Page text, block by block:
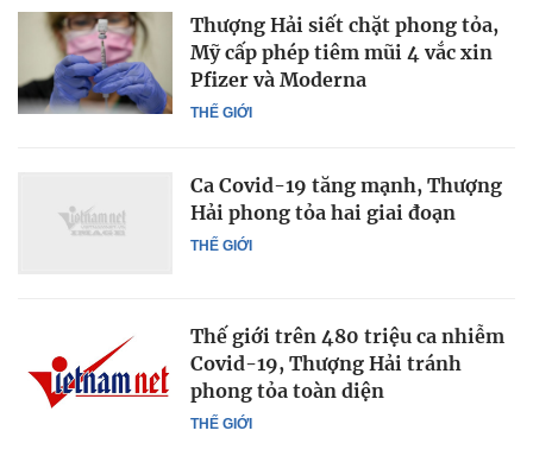
THẾ GIỚI
Thượng Hải siết chặt phong tỏa,
Mỹ cấp phép tiêm mũi 4 vắc xin
Pfizer và Moderna
THẾ GIỚI
Ca Covid-19 tăng mạnh, Thượng
Hải phong tỏa hai giai đoạn
THẾ GIỚI
Thế giới trên 480 triệu ca nhiễm
Covid-19, Thượng Hải tránh
phong tỏa toàn diện